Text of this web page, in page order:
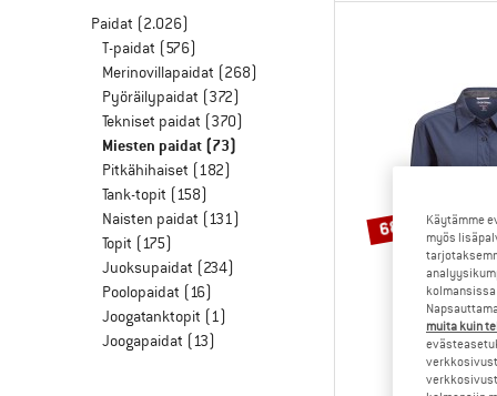
Paidat (2.026)
T-paidat (576)
Merinovillapaidat (268)
Pyöräilypaidat (372)
Tekniset paidat (370)
Miesten paidat (73)
Pitkähihaiset (182)
Tank-topit (158)
Naisten paidat (131)
Topit (175)
Juoksupaidat (234)
Poolopaidat (16)
Joogatanktopit (1)
Joogapaidat (13)
68%
Käytämme
myös
muita kuin